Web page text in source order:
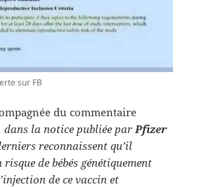
sur FB
du commentaire
dans la notice publiée par Pfizer
reconnaissent qu’il
de bébés génétiquement
de ce vaccin et